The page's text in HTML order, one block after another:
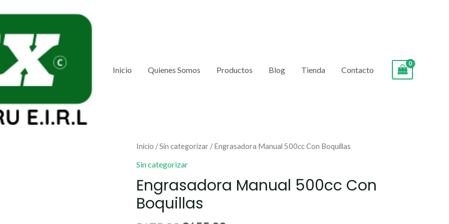
Inicio Quienes Somos Productos Blog Tienda Contacto
Inicio /Sin categorizar / Engrasadora Manual 500cc Con Boquillas
Sin categorizar
Engrasadora Manual 500cc Con
Boquillas
El
era:
S/ 75.00.
El
es:
Engrasadora
Con
Boquillas
cantidad